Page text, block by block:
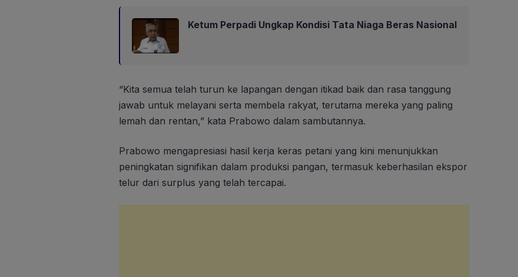
Ketum Perpadi Ungkap Kondisi Tata Niaga Beras Nasional
“Kita semua telah turun ke lapangan dengan itikad baik dan rasa tanggung
jawab untuk melayani serta membela rakyat, terutama mereka yang paling
lemah dan rentan,” kata Prabowo dalam sambutannya.
Prabowo mengapresiasi hasil kerja keras petani yang kini menunjukkan
peningkatan signifikan dalam produksi pangan, termasuk keberhasilan ekspor
telur dari surplus yang telah tercapai.